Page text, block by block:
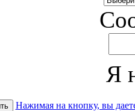
Я
Нажимая на кнопку, вы